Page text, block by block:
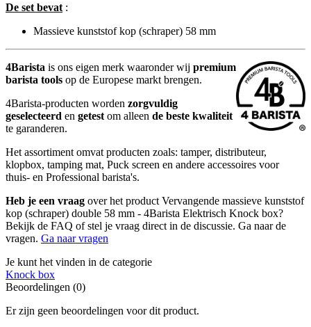
De set bevat :
Massieve kunststof kop (schraper) 58 mm
4Barista is ons eigen merk waaronder wij premium
barista tools op de Europese markt brengen.
4Barista-producten worden zorgvuldig
geselecteerd en getest om alleen de beste kwaliteit
te garanderen.
Het assortiment omvat producten zoals: tamper, distributeur,
klopbox, tamping mat, Puck screen en andere accessoires voor
thuis- en Professional barista's.
Heb je een vraag over het product Vervangende massieve kunststof
kop (schraper) double 58 mm - 4Barista Elektrisch Knock box?
Bekijk de FAQ of stel je vraag direct in de discussie. Ga naar de
vragen. Ga naar vragen
Je kunt het vinden in de categorie
Knock box
Beoordelingen (0)
Er zijn geen beoordelingen voor dit product.